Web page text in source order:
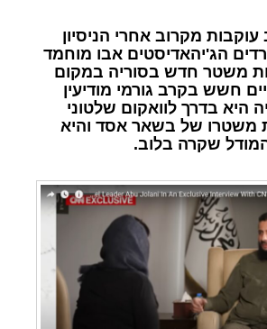
מקרוב אחרי הניסיון
הג'יהאדיסטים אבו מוחמד
משטר חדש בסוריה במקום
חשש בקרב גורמי מודיעין
היא בדרך לוואקום שלטוני
משטרו של בשאר אסד והיא
שקרה בלוב.